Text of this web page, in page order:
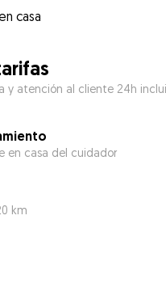
casa
y atención al cliente 24h
en casa del cuidador
km